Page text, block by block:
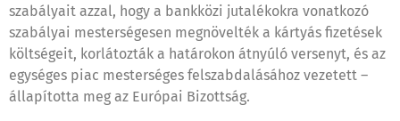
szabályait azzal, hogy a bankközi jutalékokra vonatkozó
szabályai mesterségesen megnövelték a kártyás fizetések
költségeit, korlátozták a határokon átnyúló versenyt, és az
egységes piac mesterséges felszabdalásához vezetett –
állapította meg az Európai Bizottság.